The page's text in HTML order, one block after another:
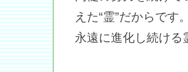
えた“霊”だからで
永遠に進化し続ける